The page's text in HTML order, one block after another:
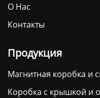
О Нас
Контакты
Продукция
Магнитная коробка и
Коробка с крышкой и